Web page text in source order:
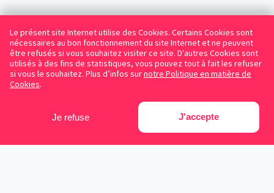
Le présent site Internet utilise des Cookies. Certains Cookies sont
nécessaires au bon fonctionnement du site Internet et ne peuvent
être refusés si vous souhaitez visiter ce site. D'autres Cookies sont
utilisés à des fins de statistiques, vous pouvez tout à fait les refuser
si vous le souhaitez. Plus d’infos surnotre Politique en matière de
Cookies.
Je refuse J'accepte